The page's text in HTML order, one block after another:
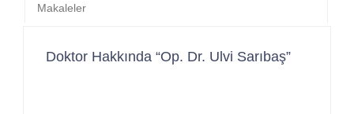
Makaleler
Doktor Hakkında “Op. Dr. Ulvi Sarıbaş”